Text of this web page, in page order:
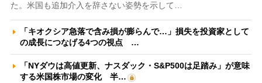
た。米国も追加介入を辞さない姿勢を示して…
「キオクシア急落で含み損が膨らんで…」損失を投資家として
の成長につなげる4つの視点 …
「NYダウは高値更新、ナスダック・S&P500は足踏み」が意味
する米国株市場の変化 半…